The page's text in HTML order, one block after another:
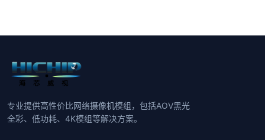
专业提供高性价比网络摄像机模组，包括AOV黑光
全彩、低功耗、4K模组等解决方案。